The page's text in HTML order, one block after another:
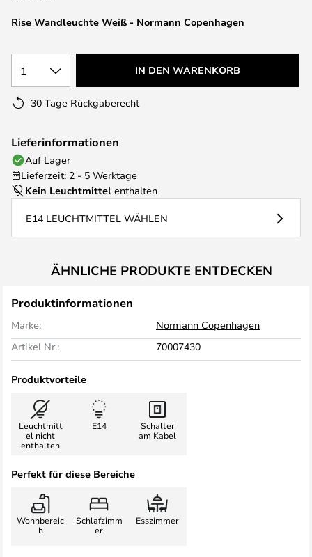
Rise Wandleuchte Weiß - Normann Copenhagen
1 IN DEN WARENKORB
30 Tage Rückgaberecht
Lieferinformationen
Auf Lager
Lieferzeit: 2 - 5 Werktage
Kein Leuchtmittel enthalten
E14 LEUCHTMITTEL WÄHLEN
ÄHNLICHE PRODUKTE ENTDECKEN
Produktinformationen
Marke:
Normann Copenhagen
Artikel Nr.:
70007430
Produktvorteile
Leuchtmitt
el nicht
enthalten
E14
Schalter
am Kabel
Perfekt für diese Bereiche
Wohnbereic
h
Schlafzimm
er
Esszimmer